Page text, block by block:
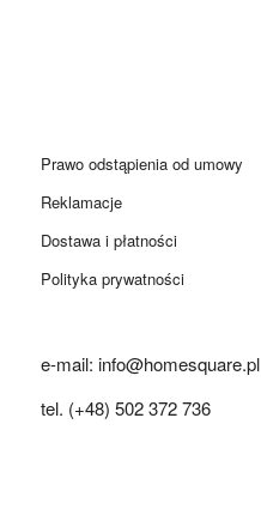
Prawo odstąpienia od umowy
Reklamacje
Dostawa i płatności
Polityka prywatności
e-mail: info@homesquare.pl
tel. (+48) 502 372 736